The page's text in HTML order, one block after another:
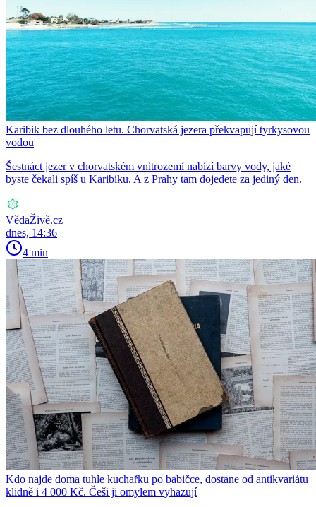
Karibik bez dlouhého letu. Chorvatská jezera překvapují tyrkysovou
vodou
Šestnáct jezer v chorvatském vnitrozemí nabízí barvy vody, jaké
byste čekali spíš u Karibiku. A z Prahy tam dojedete za jediný den.
VědaŽivě.cz
dnes, 14:36
4 min
Kdo najde doma tuhle kuchařku po babičce, dostane od antikvariátu
klidně i 4 000 Kč. Češi ji omylem vyhazují